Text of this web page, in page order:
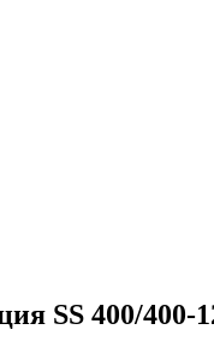
SS 400/